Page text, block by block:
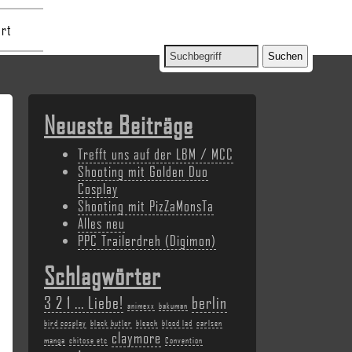
Neueste Beiträge
Trefft uns auf der LBM / MCC
Shooting mit Golden Duo
Cosplay
Shooting mit PizZaMonsTa
Alles neu
PPC Trailerdreh (Digimon)
Schlagwörter
3 2 1 ... Liebe! animexx bakuman berlin
bird cosplay black butler bleach blood lad carlsen
manga chitose etc claymore Convention